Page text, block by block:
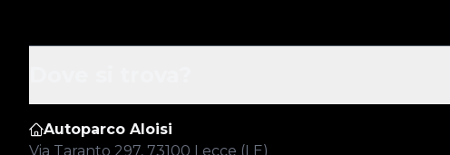
Autoparco Aloisi
Via Taranto 297, 73100 Lecce (LE)